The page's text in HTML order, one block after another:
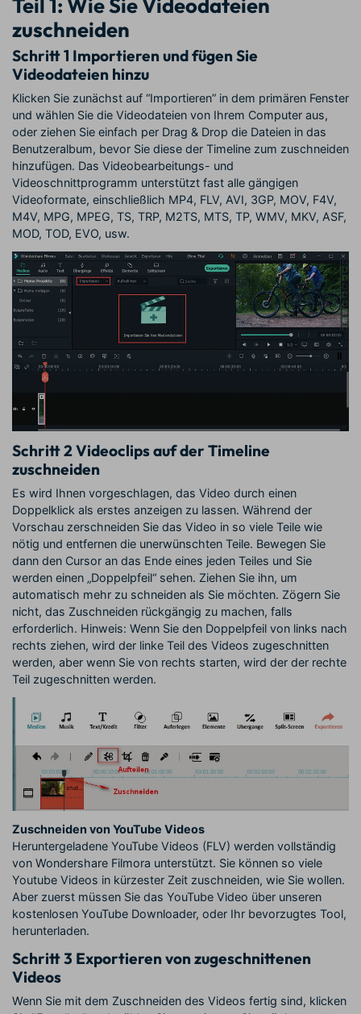
zuschneiden
Schritt 1 Importieren und fügen Sie
Videodateien hinzu
Klicken Sie zunächst auf “Importieren” in dem primären Fenster
und wählen Sie die Videodateien von Ihrem Computer aus,
oder ziehen Sie einfach per Drag & Drop die Dateien in das
Benutzeralbum, bevor Sie diese der Timeline zum zuschneiden
hinzufügen. Das Videobearbeitungs- und
Videoschnittprogramm unterstützt fast alle gängigen
Videoformate, einschließlich MP4, FLV, AVI, 3GP, MOV, F4V,
M4V, MPG, MPEG, TS, TRP, M2TS, MTS, TP, WMV, MKV, ASF,
MOD, TOD, EVO, usw.
Schritt 2Videoclips auf der Timeline
zuschneiden
Es wird Ihnen vorgeschlagen, das Video durch einen
Doppelklick als erstes anzeigen zu lassen. Während der
Vorschau zerschneiden Sie das Video in so viele Teile wie
nötig und entfernen die unerwünschten Teile. Bewegen Sie
dann den Cursor an das Ende eines jeden Teiles und Sie
werden einen „Doppelpfeil“ sehen. Ziehen Sie ihn, um
automatisch mehr zu schneiden als Sie möchten. Zögern Sie
nicht, das Zuschneiden rückgängig zu machen, falls
erforderlich. Hinweis: Wenn Sie den Doppelpfeil von links nach
rechts ziehen, wird der linke Teil des Videos zugeschnitten
werden, aber wenn Sie von rechts starten, wird der der rechte
Teil zugeschnitten werden.
Zuschneiden von YouTube Videos
Heruntergeladene YouTube Videos (FLV) werden vollständig
von Wondershare Filmora unterstützt. Sie können so viele
Youtube Videos in kürzester Zeit zuschneiden, wie Sie wollen.
Aber zuerst müssen Sie das YouTube Video über unseren
kostenlosen YouTube Downloader, oder Ihr bevorzugtes Tool,
herunterladen.
Schritt 3 Exportieren von zugeschnittenen
Videos
Wenn Sie mit dem Zuschneiden des Videos fertig sind, klicken